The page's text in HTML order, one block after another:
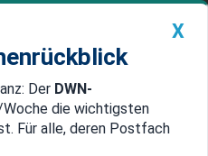
Geldanlage Premium
China
X
Der DWN-
die wichtigsten
Für alle, deren Postfach